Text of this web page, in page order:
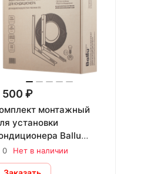
500 ₽
монтажный
установки
Ballu
0 Нет в наличии